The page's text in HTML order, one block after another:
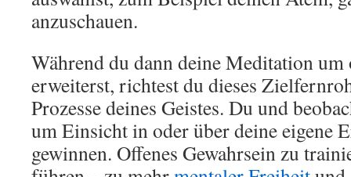
anzuschauen.
Während du dann deine Meditation um
erweiterst, richtest du dieses
Prozesse deines Geistes. Du und
um Einsicht in oder über deine eigene
gewinnen. Offenes Gewahrsein zu